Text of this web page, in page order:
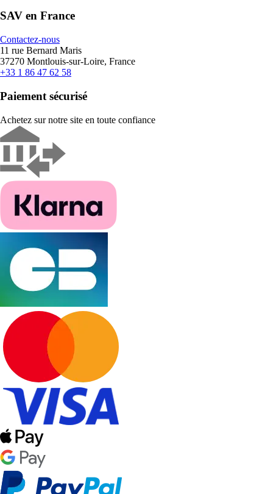
SAV en France
Contactez-nous
11 rue Bernard Maris
37270 Montlouis-sur-Loire, France
+33 1 86 47 62 58
Paiement sécurisé
Achetez sur notre site en toute confiance